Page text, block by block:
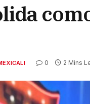
0 2 Mins